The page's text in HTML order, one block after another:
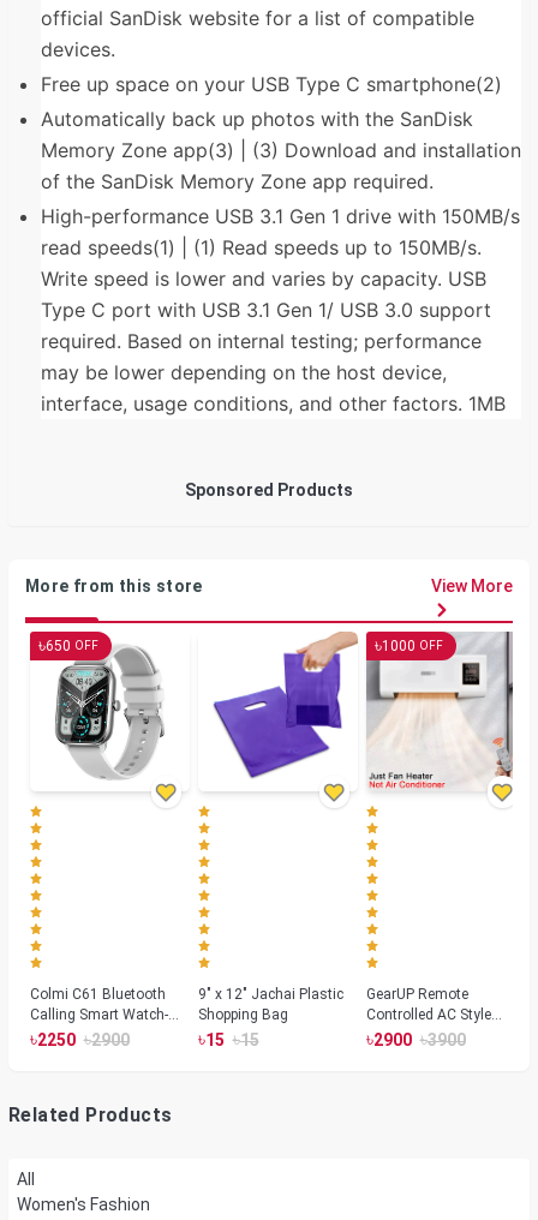
official SanDisk website for a list of compatible
devices.
Free up space on your USB Type C smartphone(2)
Automatically back up photos with the SanDisk
Memory Zone app(3) | (3) Download and installation
of the SanDisk Memory Zone app required.
High-performance USB 3.1 Gen 1 drive with 150MB/s
read speeds(1) | (1) Read speeds up to 150MB/s.
Write speed is lower and varies by capacity. USB
Type C port with USB 3.1 Gen 1/ USB 3.0 support
required. Based on internal testing; performance
may be lower depending on the host device,
interface, usage conditions, and other factors. 1MB
Sponsored Products
More from this store View More
৳650 OFF
Colmi C61 Bluetooth
Calling Smart Watch-
Silver Color
৳2250 ৳2900
9" x 12" Jachai Plastic
Shopping Bag
৳15 ৳15
৳1000 OFF
GearUP Remote
Controlled AC Style
Room Heater 1800
৳2900 ৳3900
Related Products
All
Women's Fashion